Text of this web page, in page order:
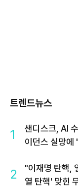
트렌드뉴스
1
샌디스크, AI
이던스 실망에
2
"이재명 탄핵,
열 탄핵' 맞힌